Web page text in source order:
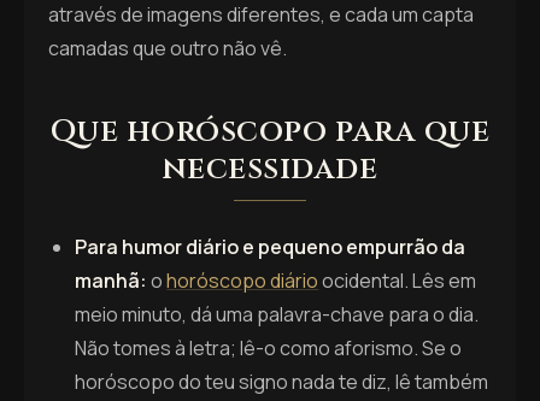
através de imagens diferentes, e cada um capta
camadas que outro não vê.
Que horóscopo para que
necessidade
Para humor diário e pequeno empurrão da
manhã: ohoróscopo diárioocidental. Lês em
meio minuto, dá uma palavra-chave para o dia.
Não tomes à letra; lê-o como aforismo. Se o
horóscopo do teu signo nada te diz, lê também